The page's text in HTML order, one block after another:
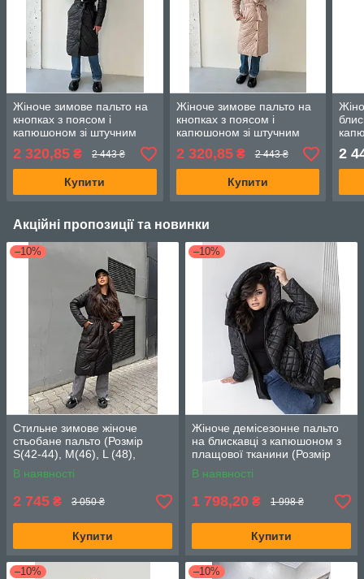
Жіноче зимове пальто на
кнопках з поясом і
капюшоном зі штучним
хутром (42-44,44-46,46-
48), Чорне
2 320,85 ₴ 2 443 ₴
Купити
Жіноче зимове пальто на
кнопках з поясом і
капюшоном зі штучним
хутром (42-44,44-46,46-
48), Бежеве
2 320,85₴ 2 443 ₴
Купити
2
Акційні пропозиції та новинки
–10%
Стильне зимове жіноче
стьобане пальто (Розмір
S(42-44), M(46), L (48),
XL(50)), Чорне
В наявності
2 745 ₴ 3 050 ₴
Купити
–10%
Жіноче демісезонне пальто
на блискавці з капюшоном з
плащової тканини (Розмір
50,52,54,56,58,60,62,64),
Чорне
В наявності
1 798,20 ₴ 1 998 ₴
Купити
–10% –10%